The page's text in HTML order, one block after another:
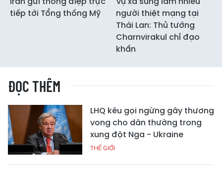
tiếp tới Tổng thống Mỹ
người thiệt mạng tại
Thái Lan: Thủ tướng
Charnvirakul chỉ đạo
khẩn
ĐỌC THÊM
LHQ kêu gọi ngừng gây thương
vong cho dân thường trong
xung đột Nga - Ukraine
THẾ GIỚI